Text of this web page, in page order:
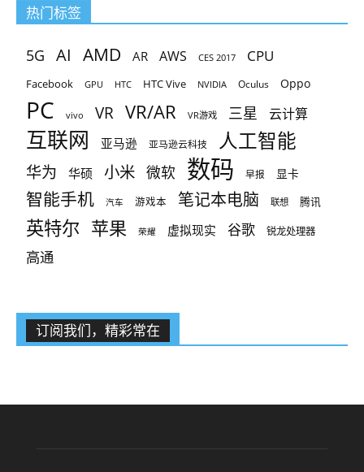
热门标签
5G AI AMD AR AWS CES 2017 CPU
Facebook GPU HTC HTC Vive NVIDIA Oculus Oppo
PC vivo VR VR/AR VR游戏 三星 云计算
互联网 亚马逊 亚马逊云科技 人工智能
华为 华硕 小米 微软 数码 早报 显卡
智能手机 汽车 游戏本 笔记本电脑 联想 腾讯
英特尔 苹果 荣耀 虚拟现实 谷歌 锐龙处理器
高通
订阅我们，精彩常在